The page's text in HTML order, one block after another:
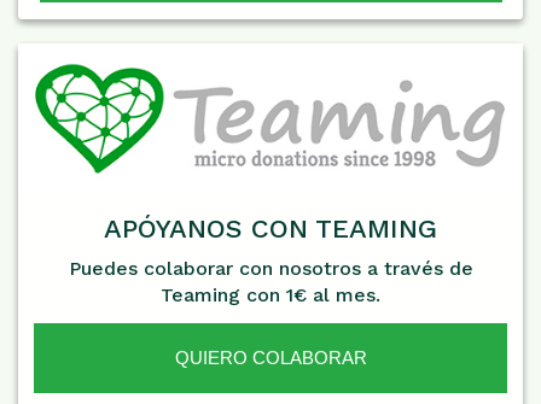
APÓYANOS CON TEAMING
Puedes colaborar con nosotros a través de
Teaming con 1€ al mes.
QUIERO COLABORAR